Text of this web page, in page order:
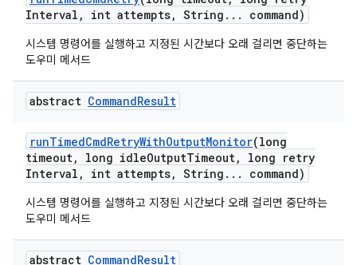
Interval , int attempts, String . . . command)
시스템 명령어를 실행하고 지정된 시간보다 오래 걸리면 중단하는
도우미 메서드
abstract CommandResult
runTimedCmdRetryWithOutputMonitor(long
timeout, long idleOutputTimeout,
long retry
Interval , int attempts, String . . . command)
시스템 명령어를 실행하고 지정된 시간보다 오래 걸리면 중단하는
도우미 메서드
abstract CommandResult